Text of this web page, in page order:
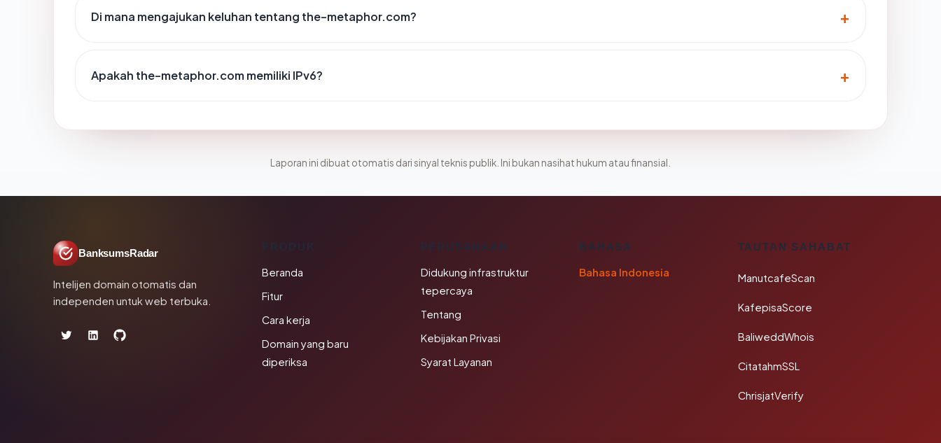
Di mana mengajukan keluhan tentang the-metaphor.com?
Apakah the-metaphor.com memiliki IPv6?
Laporan ini dibuat otomatis dari sinyal teknis publik. Ini bukan nasihat hukum atau finansial.
BanksumsRadar
Intelijen domain otomatis dan
independen untuk web terbuka.
Beranda
Fitur
Cara kerja
Domain yang baru
diperiksa
PERUSAHAAN
Didukung infrastruktur
tepercaya
Tentang
Kebijakan Privasi
Syarat Layanan
BAHASA
Bahasa Indonesia
TAUTAN SAHABAT
ManutcafeScan
KafepisaScore
BaliweddWhois
CitatahmSSL
ChrisjatVerify